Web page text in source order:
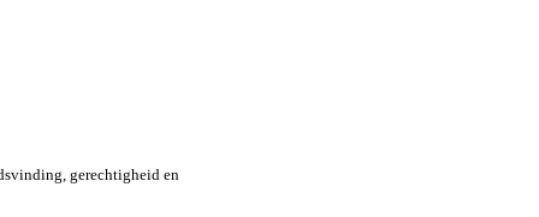
gerechtigheid en